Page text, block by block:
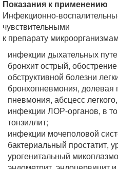
Показания к применению
Инфекционно-
чувствительными
к препарату
инфекции дыхательных
бронхит острый,
обструктивной болезни
бронхопневмония,
пневмония, абсцесс
инфекции ЛОР-органов, в
тонзиллит;
инфекции мочеполовой
бактериальный простатит,
урогенитальный